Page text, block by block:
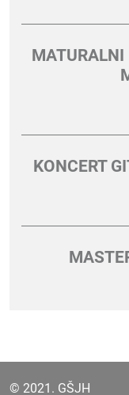
MATURALNI
KONCERT
© 2021. GŠJH